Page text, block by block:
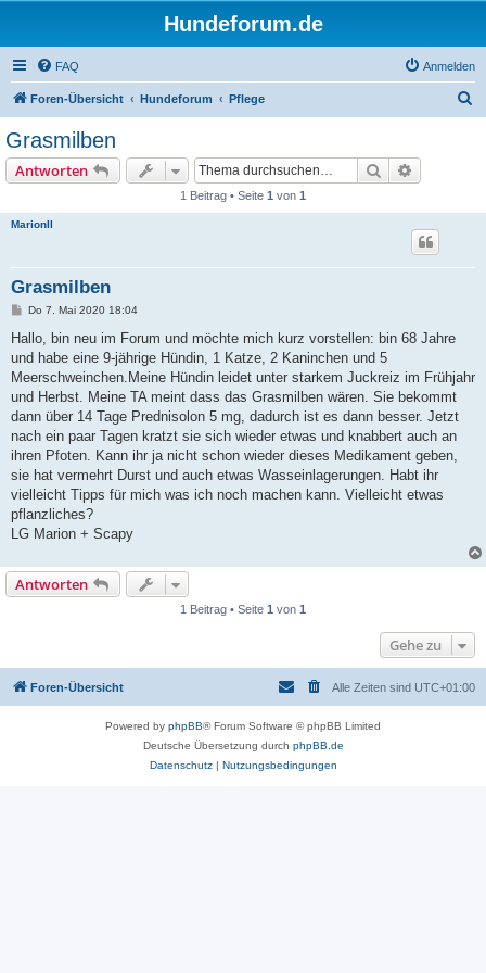
Hundeforum.de
FAQ Anmelden
Foren-Übersicht Hundeforum Pflege
Grasmilben
Antworten Suche
1 Beitrag • Seite 1 von 1
MarionII
Grasmilben
B
i
r
a
Do 7. Mai 2020 18:04
Hallo, bin neu im Forum und möchte mich kurz vorstellen: bin 68 Jahre
und habe eine 9-jährige Hündin, 1 Katze, 2 Kaninchen und 5
Meerschweinchen.Meine Hündin leidet unter starkem Juckreiz im Frühjahr
und Herbst. Meine TA meint dass das Grasmilben wären. Sie bekommt
dann über 14 Tage Prednisolon 5 mg, dadurch ist es dann besser. Jetzt
nach ein paar Tagen kratzt sie sich wieder etwas und knabbert auch an
ihren Pfoten. Kann ihr ja nicht schon wieder dieses Medikament geben,
sie hat vermehrt Durst und auch etwas Wasseinlagerungen. Habt ihr
vielleicht Tipps für mich was ich noch machen kann. Vielleicht etwas
pflanzliches?
LG Marion + Scapy
Antworten
1 Beitrag • Seite 1 von 1
Gehe zu
Foren-Übersicht Alle Zeiten sind UTC+01:00
Powered by phpBB® Forum Software © phpBB Limited
Deutsche Übersetzung durch phpBB.de
Datenschutz| Nutzungsbedingungen